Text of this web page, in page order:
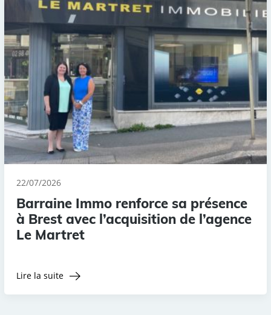
22/07/2026
Barraine Immo renforce sa présence
à Brest avec l’acquisition de l’agence
Le Martret
Lire la suite